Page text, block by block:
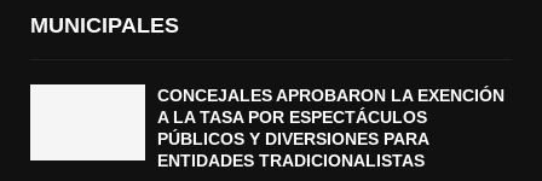
MUNICIPALES
CONCEJALES APROBARON LA EXENCIÓN
A LA TASA POR ESPECTÁCULOS
PÚBLICOS Y DIVERSIONES PARA
ENTIDADES TRADICIONALISTAS